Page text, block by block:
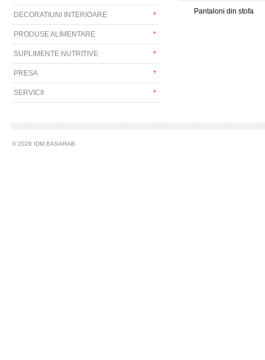
DECORATIUNI INTERIOARE
PRODUSE ALIMENTARE
SUPLIMENTE NUTRITIVE
PRESA
SERVICII
Pantaloni din stofa
© 2026 IDM BASARAB